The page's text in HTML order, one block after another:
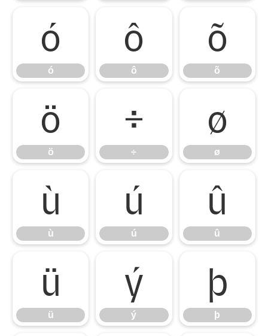
ó
ó
ô
ô
õ
õ
ö
ö
÷
÷
ø
ø
ù
ù
ú
ú
û
û
ü
ü
ý
ý
þ
þ